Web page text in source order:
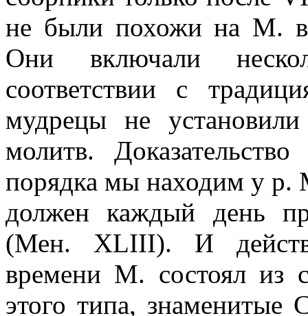
не были похожи на М. в
Они включали
соответствии с
мудрецы не
молитв.
порядка мы находим у р.
должен каждый день
(Мен. XLIII). И
времени М. состоял из
этого типа, знаменитые